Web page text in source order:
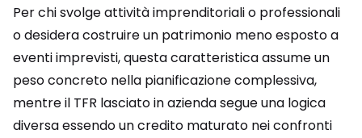
Per chi svolge attività imprenditoriali o professionali
o desidera costruire un patrimonio meno esposto a
eventi imprevisti, questa caratteristica assume un
peso concreto nella pianificazione complessiva,
mentre il TFR lasciato in azienda segue una logica
diversa essendo un credito maturato nei confronti